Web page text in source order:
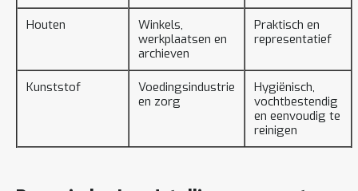
Houten
Winkels,
werkplaatsen en
archieven
Praktisch en
representatief
Kunststof
Voedingsindustrie
en zorg
Hygiënisch,
vochtbestendig
en eenvoudig te
reinigen